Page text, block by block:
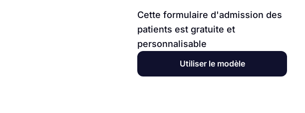
Cette formulaire d'admission des
patients est gratuite et
personnalisable
Utiliser le modèle